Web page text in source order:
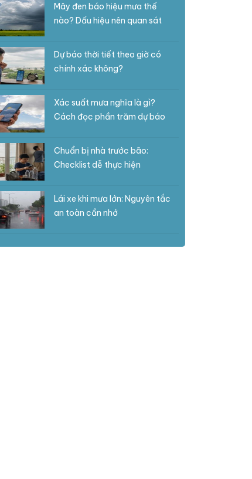
Mây đen báo hiệu mưa thế
nào? Dấu hiệu nên quan sát
Dự báo thời tiết theo giờ có
chính xác không?
Xác suất mưa nghĩa là gì?
Cách đọc phần trăm dự báo
Chuẩn bị nhà trước bão:
Checklist dễ thực hiện
Lái xe khi mưa lớn: Nguyên tắc
an toàn cần nhớ